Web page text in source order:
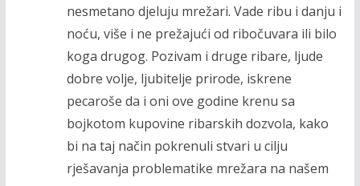
nesmetano djeluju mrežari. Vade ribu i danju i
noću, više i ne prežajući od ribočuvara ili bilo
koga drugog. Pozivam i druge ribare, ljude
dobre volje, ljubitelje prirode, iskrene
pecaroše da i oni ove godine krenu sa
bojkotom kupovine ribarskih dozvola, kako
bi na taj način pokrenuli stvari u cilju
rješavanja problematike mrežara na našem